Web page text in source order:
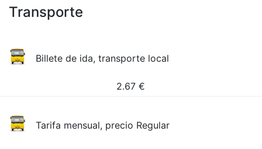
Transporte
Billete de ida, transporte local
2.67 €
Tarifa mensual, precio Regular